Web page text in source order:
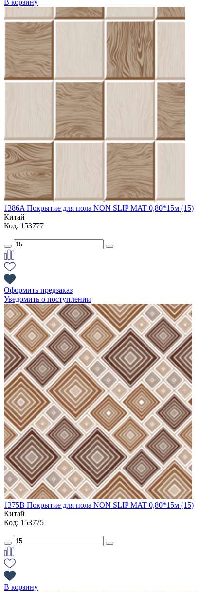
В корзину
1386A Покрытие для пола NON SLIP MAT 0,80*15м (15)
Китай
Код: 153777
Оформить предзаказ
Уведомить о поступлении
1375B Покрытие для пола NON SLIP MAT 0,80*15м (15)
Китай
Код: 153775
В корзину